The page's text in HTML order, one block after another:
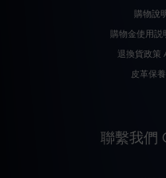
購物說
購物金使用
退換貨政
皮革保
聯繫我們